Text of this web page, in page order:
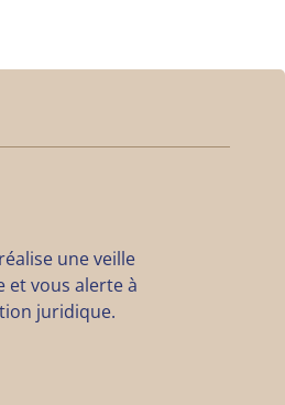
une veille
et vous alerte à
juridique.